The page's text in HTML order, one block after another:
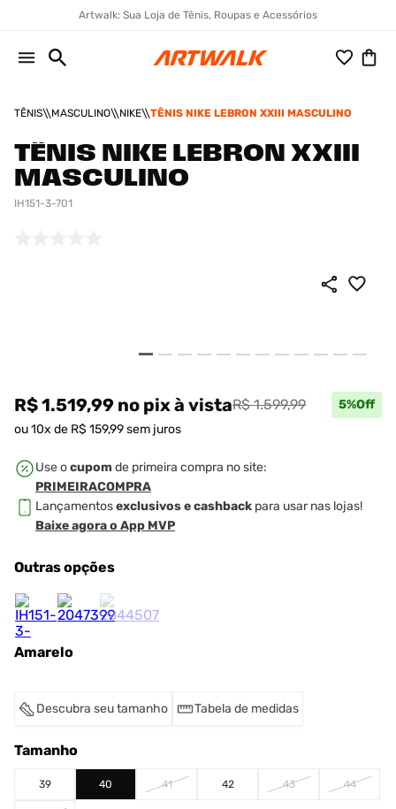
Artwalk: Sua Loja de Tênis, Roupas e Acessórios
TÊNIS MASCULINO NIKE TÊNIS NIKE LEBRON XXIII MASCULINO
TÊNIS NIKE LEBRON XXIII
MASCULINO
IH151-3-701
R$ 1.519,99 no pixà vistaR$ 1.599,99 5%Off
ou10x de R$ 159,99sem juros
Use ocupom de primeira compra no site:
PRIMEIRACOMPRA
Lançamentosexclusivos e cashback para usar nas lojas!
Baixe agora o App MVP
Outras opções
Amarelo
Descubra seu tamanho Tabela de medidas
Tamanho
39 40 41 42 43 44